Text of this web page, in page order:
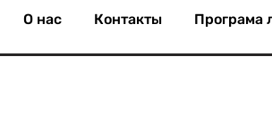
О нас Контакты Програма